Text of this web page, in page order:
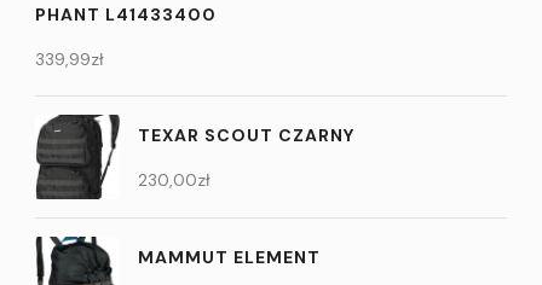
PHANT L41433400
339,99zł
TEXAR SCOUT CZARNY
230,00zł
MAMMUT ELEMENT